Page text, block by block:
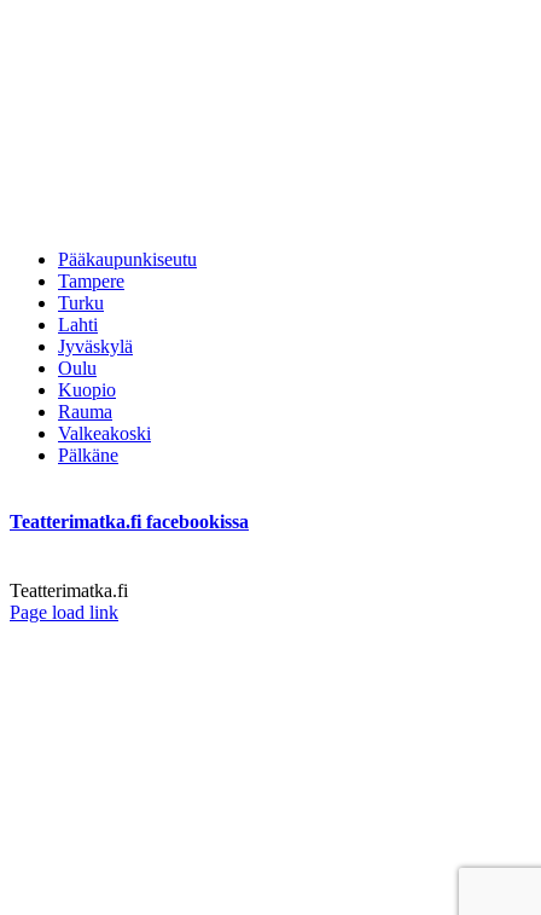
Pääkaupunkiseutu
Tampere
Turku
Lahti
Jyväskylä
Oulu
Kuopio
Rauma
Valkeakoski
Pälkäne
Teatterimatka.fi facebookissa
Teatterimatka.fi
Facebook
Page load link